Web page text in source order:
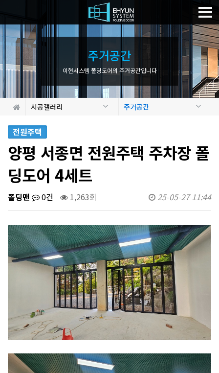
주거공간
이현시스템 폴딩도어의 주거공간입니다
시공갤러리 주거공간
전원주택
양평 서종면 전원주택 주차장 폴
딩도어 4세트
폴딩맨 0건 1,263회 25-05-27 11:44